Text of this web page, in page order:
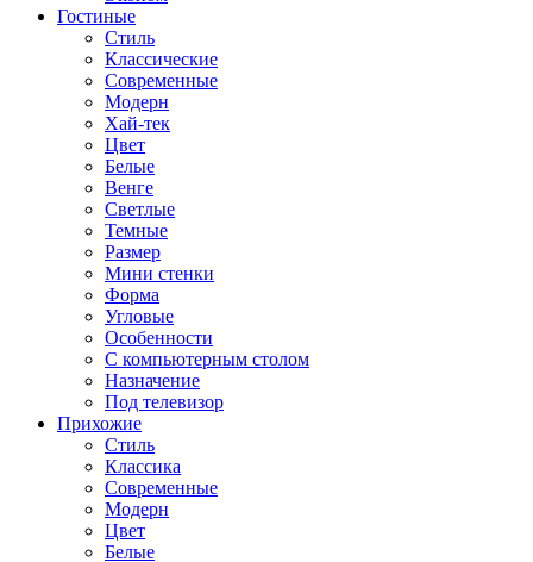
Гостиные
Стиль
Классические
Современные
Модерн
Хай-тек
Цвет
Белые
Венге
Светлые
Темные
Размер
Мини стенки
Форма
Угловые
Особенности
С компьютерным столом
Назначение
Под телевизор
Прихожие
Стиль
Классика
Современные
Модерн
Цвет
Белые